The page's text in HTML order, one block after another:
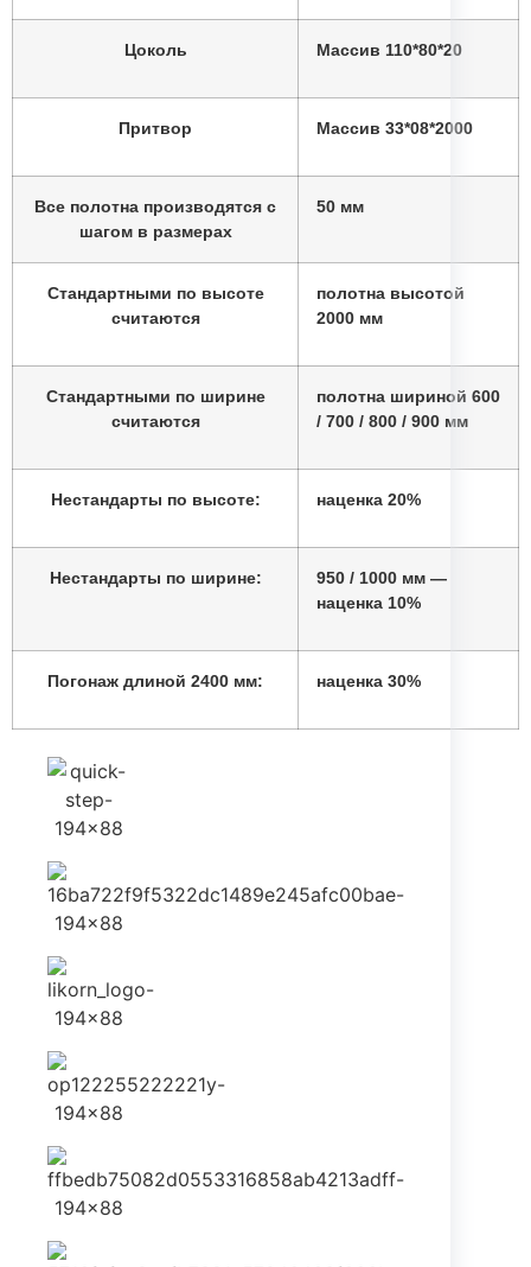
Цоколь Массив 110*80*20
Притвор Массив 33*08*2000
Все полотна производятся с
шагом в размерах
50 мм
Стандартными по высоте
считаются
полотна высотой
2000 мм
Стандартными по ширине
считаются
полотна шириной 600
/ 700 / 800 / 900 мм
Нестандарты по высоте: наценка 20%
Нестандарты по ширине:
950 / 1000 мм —
наценка 10%
Погонаж длиной 2400 мм: наценка 30%